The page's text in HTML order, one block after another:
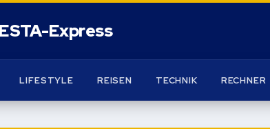
LIFESTYLE REISEN TECHNIK RECHNER